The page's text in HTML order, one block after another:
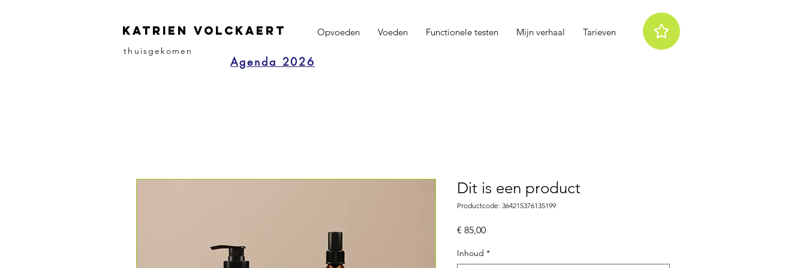
katrien volckaert
thuisgekomen
Opvoeden Voeden Functionele testen Mijn verhaal Tarieven
Agenda 2026
Dit is een product
Productcode: 364215376135199
€ 85,00Prijs
Inhoud *